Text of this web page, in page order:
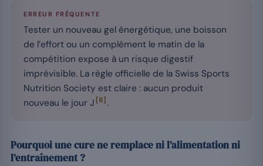
ERREUR FRÉQUENTE
Tester un nouveau gel énergétique, une boisson
de l’effort ou un complément le matin de la
compétition expose à un risque digestif
imprévisible. La règle officielle de la Swiss Sports
Nutrition Society est claire : aucun produit
nouveau le jour J [8] .
Pourquoi une cure ne remplace ni l’alimentation ni
l’entraînement ?